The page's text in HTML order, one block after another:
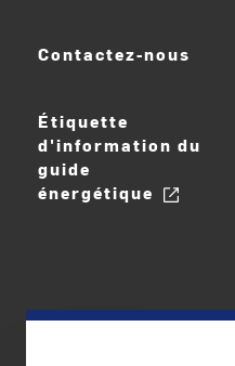
Contactez-nous
Étiquette
d'information du
guide
énergétique